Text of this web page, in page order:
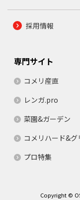
採用情報
専門サイト
コメリ産直
レンガ.pro
菜園&ガーデン
コメリハード&グ
プロ特集
Copyright ©